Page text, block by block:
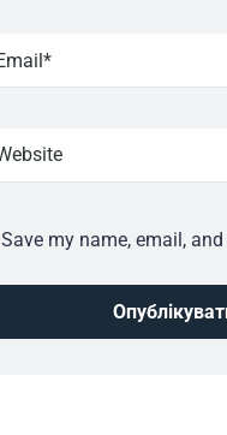
Save my name, email,